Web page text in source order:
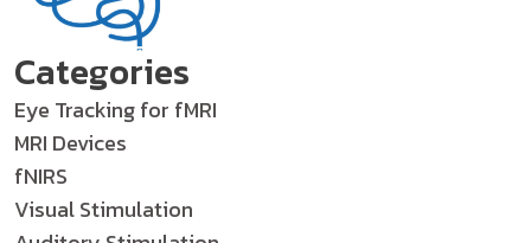
Categories
Eye Tracking for fMRI
MRI Devices
fNIRS
Visual Stimulation